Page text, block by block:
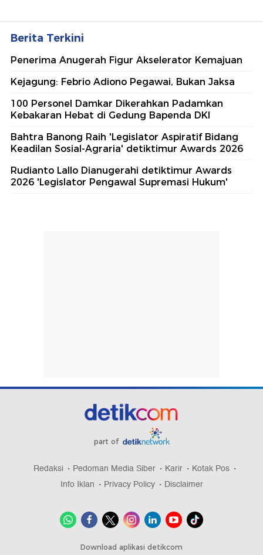
Berita Terkini
Penerima Anugerah Figur Akselerator Kemajuan
Kejagung: Febrio Adiono Pegawai, Bukan Jaksa
100 Personel Damkar Dikerahkan Padamkan
Kebakaran Hebat di Gedung Bapenda DKI
Bahtra Banong Raih 'Legislator Aspiratif Bidang
Keadilan Sosial-Agraria' detiktimur Awards 2026
Rudianto Lallo Dianugerahi detiktimur Awards
2026 'Legislator Pengawal Supremasi Hukum'
part of
Redaksi Pedoman Media Siber Karir
Kotak Pos
Info Iklan
Privacy Policy Disclaimer
Download aplikasi detikcom